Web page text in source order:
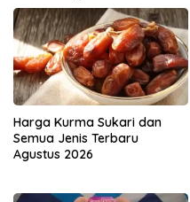
Harga Kurma Sukari dan
Semua Jenis Terbaru
Agustus 2026